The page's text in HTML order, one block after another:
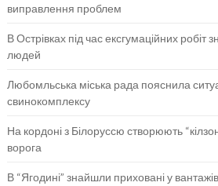
виправлення проблем
В Острівках під час ексгумаційних робіт
людей
Любомльська міська рада пояснила
свинокомплексу
На кордоні з Білоруссю створюють
ворога
В “Ягодині” знайшли приховані у